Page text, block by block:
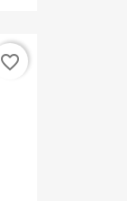
favorite_border